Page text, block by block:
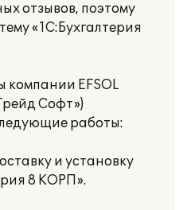
отзывов, поэтому
«1С:Бухгалтерия
компании EFSOL
Софт»)
работы:
и установку
8 КОРП».